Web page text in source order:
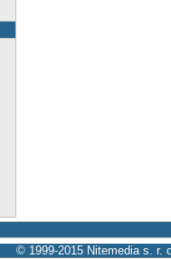
© 1999-2015 Nitemedia s. r.